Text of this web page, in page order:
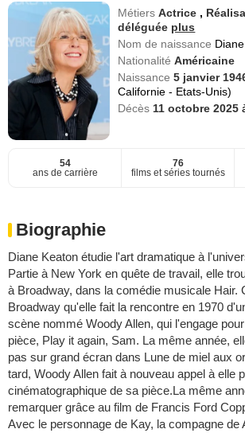
MétiersActrice ,
déléguée plus
Nom de naissance
NationalitéAméricaine
Naissance5 janvier
Californie - Etats-Unis)
Décès 11 octobre 2025
54
ans de carrière
76
films et séries tournés
Biographie
Diane Keaton étudie l'art dramatique à
Partie à New York en quête de travail, elle
à Broadway, dans la comédie musicale Hair.
Broadway qu'elle fait la rencontre en 1970
scène nommé Woody Allen, qui l'engage
pièce, Play it again, Sam. La même année,
pas sur grand écran dans Lune de miel aux
tard, Woody Allen fait à nouveau appel à elle
cinématographique de sa pièce.La même
remarquer grâce au film de Francis Ford
Avec le personnage de Kay, la compagne de